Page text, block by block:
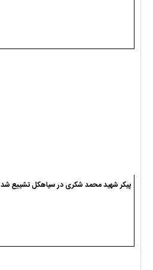
پیکر شهید محمد شکری در سیاهکل تشییع شد